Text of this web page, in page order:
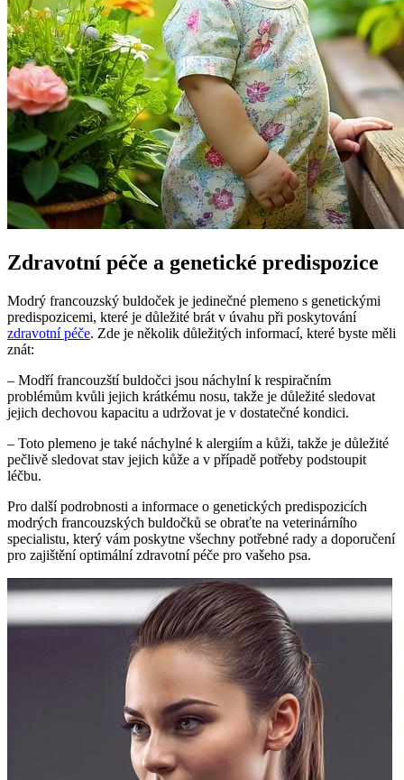
Zdravotní péče a genetické predispozice
Modrý francouzský buldoček je jedinečné plemeno s genetickými
predispozicemi, které je důležité brát v úvahu při poskytování
zdravotní péče. Zde je několik důležitých informací, které byste měli
znát:
– Modří francouzští buldočci jsou náchylní k respiračním
problémům kvůli jejich krátkému nosu, takže je důležité sledovat
jejich dechovou kapacitu a udržovat je v dostatečné kondici.
– Toto plemeno je také náchylné k alergiím a kůži, takže je důležité
pečlivě sledovat stav jejich kůže a v případě potřeby podstoupit
léčbu.
Pro další podrobnosti a informace o genetických predispozicích
modrých francouzských buldočků se obraťte na veterinárního
specialistu, který vám poskytne všechny potřebné rady a doporučení
pro zajištění optimální zdravotní péče pro vašeho psa.